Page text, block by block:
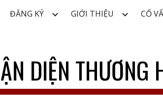
Skip to navigation
ĐĂNG KÝ GIỚI THIỆU CỐ
DIỆN THƯƠNG